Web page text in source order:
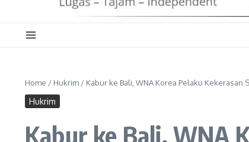
Home / Hukrim / Kabur ke Bali, WNA Korea Pelaku
Hukrim
Kabur ke Bali, WNA